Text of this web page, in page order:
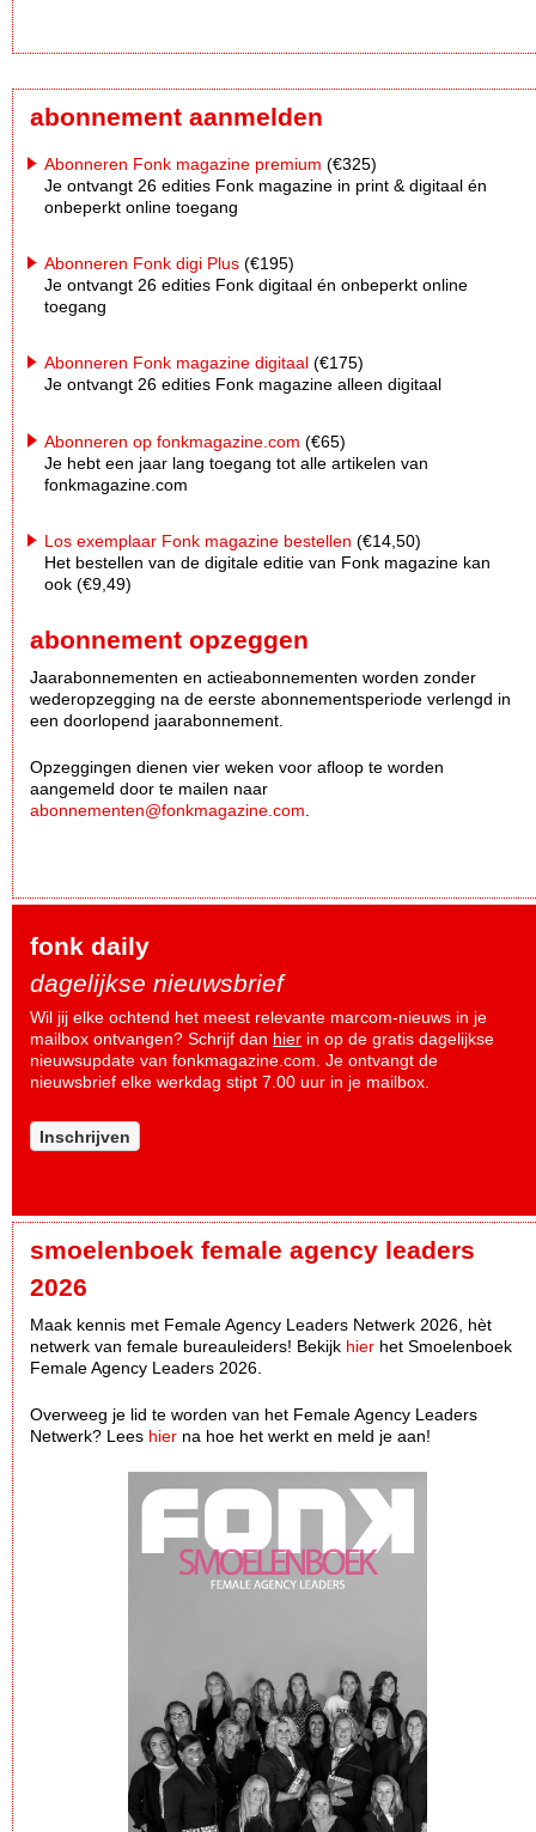
abonnement aanmelden
Abonneren Fonk magazine premium (€325)
Je ontvangt 26 edities Fonk magazine in print & digitaal én
onbeperkt online toegang
Abonneren Fonk digi Plus (€195)
Je ontvangt 26 edities Fonk digitaal én onbeperkt online
toegang
Abonneren Fonk magazine digitaal (€175)
Je ontvangt 26 edities Fonk magazine alleen digitaal
Abonneren op fonkmagazine.com (€65)
Je hebt een jaar lang toegang tot alle artikelen van
fonkmagazine.com
Los exemplaar Fonk magazine bestellen (€14,50)
Het bestellen van de digitale editie van Fonk magazine kan
ook (€9,49)
abonnement opzeggen
Jaarabonnementen en actieabonnementen worden zonder
wederopzegging na de eerste abonnementsperiode verlengd in
een doorlopend jaarabonnement.
Opzeggingen dienen vier weken voor afloop te worden
aangemeld door te mailen naar
abonnementen@fonkmagazine.com
fonk daily
dagelijkse nieuwsbrief
Wil jij elke ochtend het meest relevante marcom-nieuws in je
mailbox ontvangen? Schrijf dan hier in op de gratis dagelijkse
nieuwsupdate van fonkmagazine.com. Je ontvangt de
nieuwsbrief elke werkdag stipt 7.00 uur in je mailbox.
Inschrijven
smoelenboek female agency leaders
2026
Maak kennis met Female Agency Leaders Netwerk 2026, hèt
netwerk van female bureauleiders! Bekijk hier het Smoelenboek
Female Agency Leaders 2026.
Overweeg je lid te worden van het Female Agency Leaders
Netwerk? Lees hier na hoe het werkt en meld je aan!